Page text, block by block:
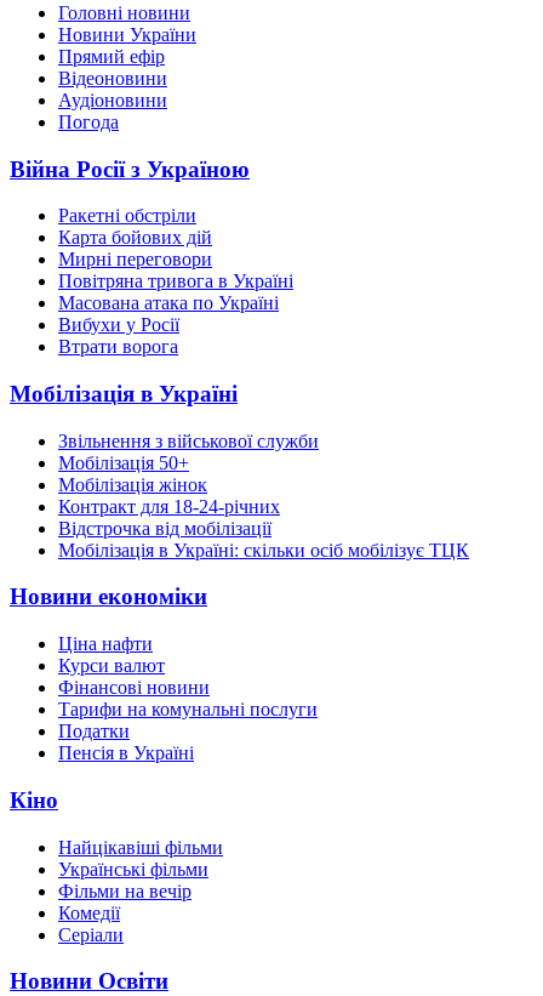
Головні новини
Новини України
Прямий ефір
Відеоновини
Аудіоновини
Погода
Війна Росії з Україною
Ракетні обстріли
Карта бойових дій
Мирні переговори
Повітряна тривога в Україні
Масована атака по Україні
Вибухи у Росії
Втрати ворога
Мобілізація в Україні
Звільнення з військової служби
Мобілізація 50+
Мобілізація жінок
Контракт для 18-24-річних
Відстрочка від мобілізації
Мобілізація в Україні: скільки осіб мобілізує ТЦК
Новини економіки
Ціна нафти
Курси валют
Фінансові новини
Тарифи на комунальні послуги
Податки
Пенсія в Україні
Кіно
Найцікавіші фільми
Українські фільми
Фільми на вечір
Комедії
Серіали
Новини Освіти